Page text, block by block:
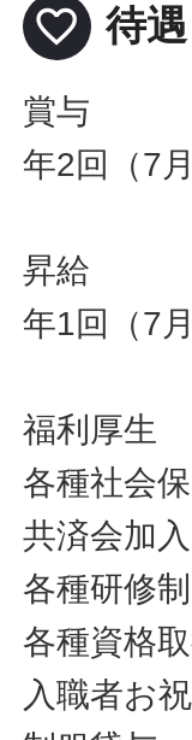
favorite_border 待
賞与
年2回（7
昇給
年1回（7月
福利厚生
各種社会
共済会加
各種研修
各種資格
入職者お